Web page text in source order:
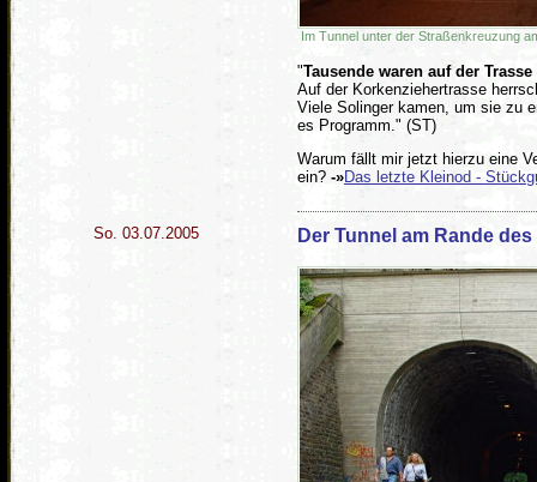
Im Tunnel unter der Straßenkreuzung
"Tausende waren auf der Trasse
Auf der Korkenziehertrasse
Viele Solinger kamen, um sie zu
es Programm." (ST)
Warum fällt mir jetzt hierzu eine
ein? -»Das letzte Kleinod -
So. 03.07.2005 Der Tunnel am Rande